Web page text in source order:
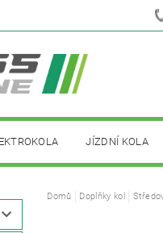
JÍZDNÍ KOLA
Domů Doplňky kol